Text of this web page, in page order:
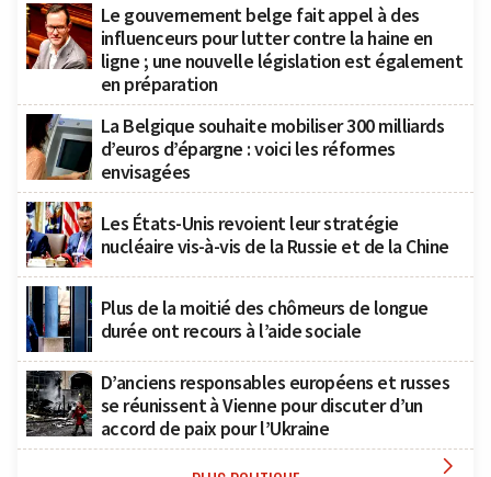
Le gouvernement belge fait appel à des
influenceurs pour lutter contre la haine en
ligne ; une nouvelle législation est également
en préparation
La Belgique souhaite mobiliser 300 milliards
d’euros d’épargne : voici les réformes
envisagées
Les États-Unis revoient leur stratégie
nucléaire vis-à-vis de la Russie et de la Chine
Plus de la moitié des chômeurs de longue
durée ont recours à l’aide sociale
D’anciens responsables européens et russes
se réunissent à Vienne pour discuter d’un
accord de paix pour l’Ukraine
